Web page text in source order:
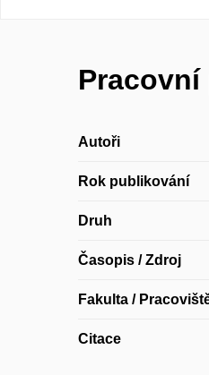
Autoři
Rok publikování
Druh
Časopis / Zdroj
Fakulta /
Citace